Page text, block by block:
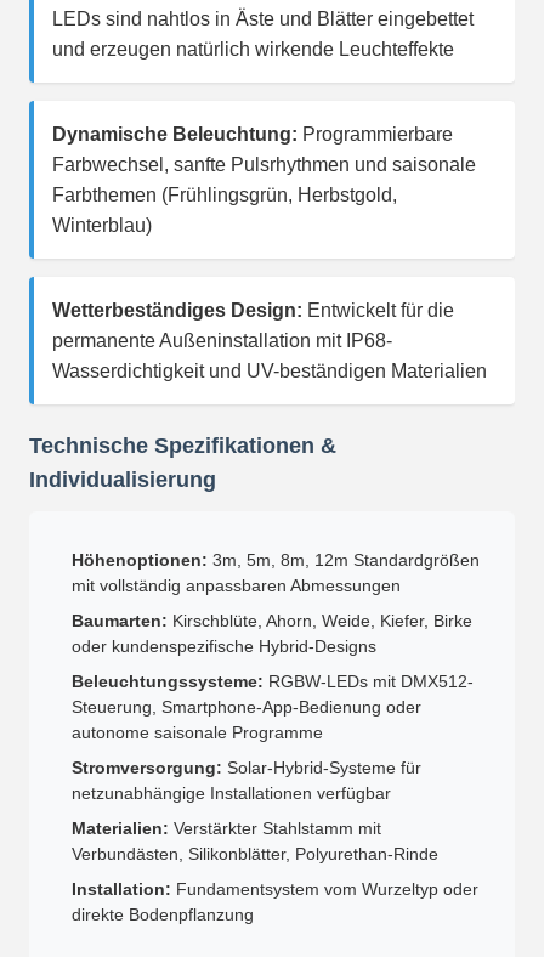
LEDs sind nahtlos in Äste und Blätter eingebettet
und erzeugen natürlich wirkende Leuchteffekte
Dynamische Beleuchtung: Programmierbare
Farbwechsel, sanfte Pulsrhythmen und saisonale
Farbthemen (Frühlingsgrün, Herbstgold,
Winterblau)
Wetterbeständiges Design: Entwickelt für die
permanente Außeninstallation mit IP68-
Wasserdichtigkeit und UV-beständigen Materialien
Technische Spezifikationen &
Individualisierung
Höhenoptionen: 3m, 5m, 8m, 12m Standardgrößen
mit vollständig anpassbaren Abmessungen
Baumarten: Kirschblüte, Ahorn, Weide, Kiefer, Birke
oder kundenspezifische Hybrid-Designs
Beleuchtungssysteme: RGBW-LEDs mit DMX512-
Steuerung, Smartphone-App-Bedienung oder
autonome saisonale Programme
Stromversorgung: Solar-Hybrid-Systeme für
netzunabhängige Installationen verfügbar
Materialien: Verstärkter Stahlstamm mit
Verbundästen, Silikonblätter, Polyurethan-Rinde
Installation: Fundamentsystem vom Wurzeltyp oder
direkte Bodenpflanzung